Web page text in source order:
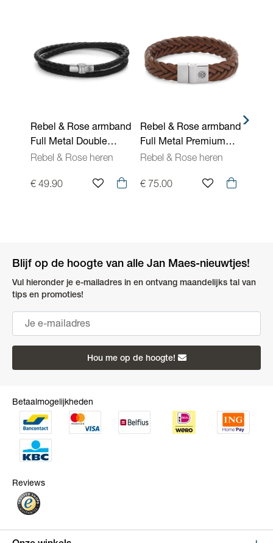
Rebel & Rose armband
Full Metal Double
Round Black RR-
Rebel & Rose heren
€ 49.90
Rebel & Rose armband
Full Metal Premium
Braided RR-M0053-S
Rebel & Rose heren
€ 75.00
Blijf op de hoogte van alle Jan Maes-nieuwtjes!
Vul hieronder je e-mailadres in en ontvang maandelijks tal van
tips en promoties!
Hou me op de hoogte!
Betaalmogelijkheden
Reviews